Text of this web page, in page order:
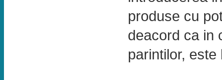
produse cu
deacord ca in
parintilor, este